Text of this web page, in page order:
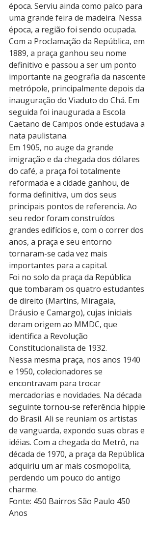
época. Serviu ainda como palco para
uma grande feira de madeira. Nessa
época, a região foi sendo ocupada.
Com a Proclamação da República, em
1889, a praça ganhou seu nome
definitivo e passou a ser um ponto
importante na geografia da nascente
metrópole, principalmente depois da
inauguração do Viaduto do Chá. Em
seguida foi inaugurada a Escola
Caetano de Campos onde estudava a
nata paulistana.
Em 1905, no auge da grande
imigração e da chegada dos dólares
do café, a praça foi totalmente
reformada e a cidade ganhou, de
forma definitiva, um dos seus
principais pontos de referencia. Ao
seu redor foram construídos
grandes edifícios e, com o correr dos
anos, a praça e seu entorno
tornaram-se cada vez mais
importantes para a capital.
Foi no solo da praça da República
que tombaram os quatro estudantes
de direito (Martins, Miragaia,
Dráusio e Camargo), cujas iniciais
deram origem ao MMDC, que
identifica a Revolução
Constitucionalista de 1932.
Nessa mesma praça, nos anos 1940
e 1950, colecionadores se
encontravam para trocar
mercadorias e novidades. Na década
seguinte tornou-se referência hippie
do Brasil. Ali se reuniam os artistas
de vanguarda, expondo suas obras e
idéias. Com a chegada do Metrô, na
década de 1970, a praça da República
adquiriu um ar mais cosmopolita,
perdendo um pouco do antigo
charme.
Fonte: 450 Bairros São Paulo 450
Anos